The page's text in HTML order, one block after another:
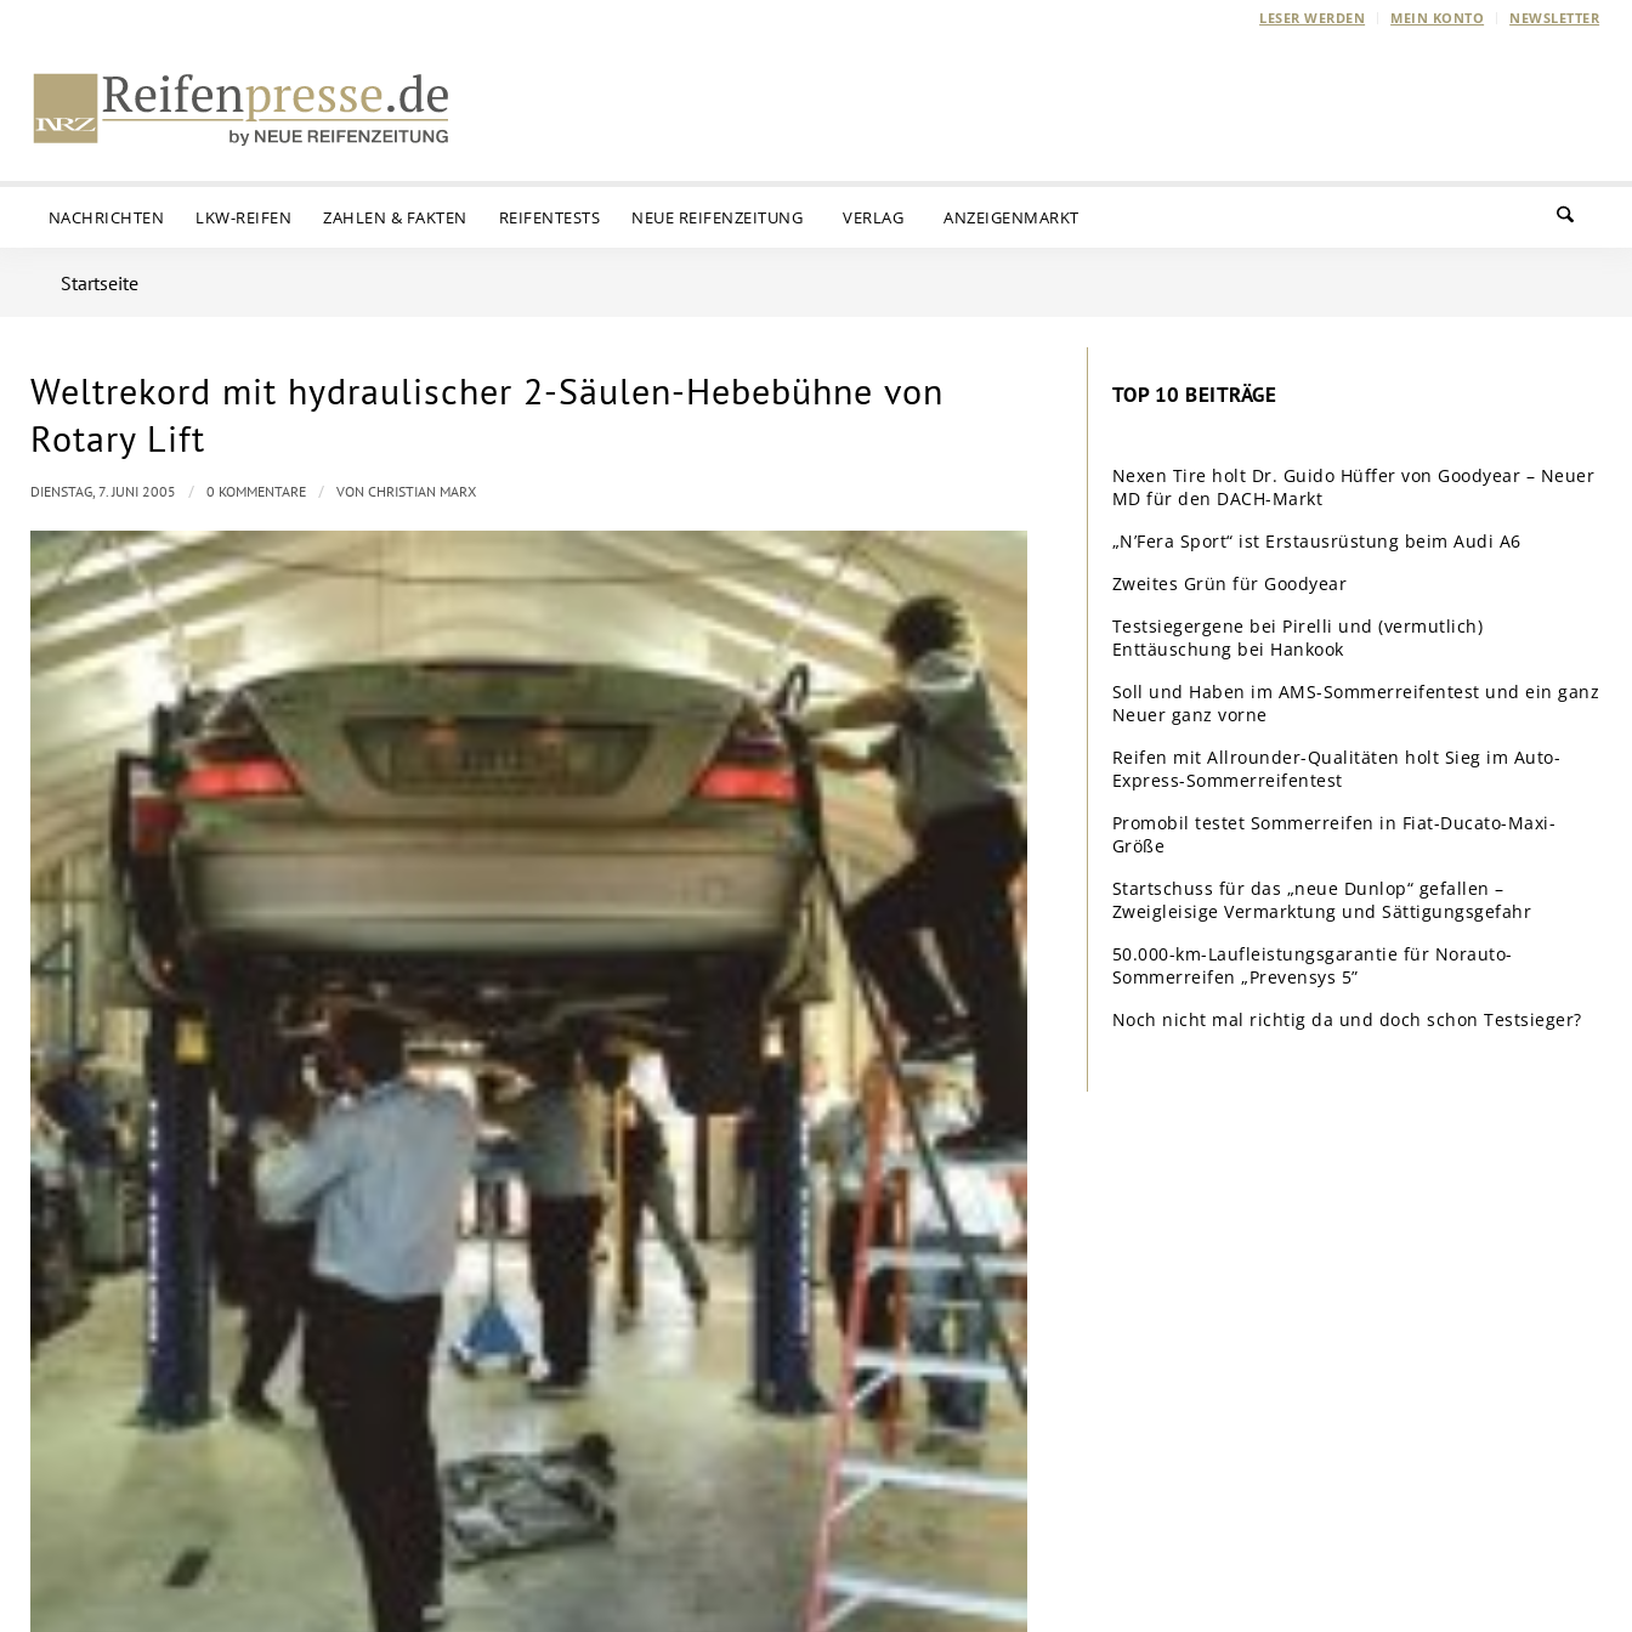
LESER WERDEN MEIN KONTO NEWSLETTER
NACHRICHTEN LKW-REIFEN ZAHLEN & FAKTEN REIFENTESTS NEUE REIFENZEITUNG VERLAG ANZEIGENMARKT
Startseite
Weltrekord mit hydraulischer 2-Säulen-Hebebühne von
Rotary Lift
DIENSTAG, 7. JUNI 2005 / 0 KOMMENTARE / VON CHRISTIAN MARX
TOP 10 BEITRÄGE
Nexen Tire holt Dr. Guido Hüffer von Goodyear – Neuer
MD für den DACH-Markt
„N’Fera Sport“ ist Erstausrüstung beim Audi A6
Zweites Grün für Goodyear
Testsiegergene bei Pirelli und (vermutlich)
Enttäuschung bei Hankook
Soll und Haben im AMS-Sommerreifentest und ein ganz
Neuer ganz vorne
Reifen mit Allrounder-Qualitäten holt Sieg im Auto-
Express-Sommerreifentest
Promobil testet Sommerreifen in Fiat-Ducato-Maxi-
Größe
Startschuss für das „neue Dunlop“ gefallen –
Zweigleisige Vermarktung und Sättigungsgefahr
50.000-km-Laufleistungsgarantie für Norauto-
Sommerreifen „Prevensys 5”
Noch nicht mal richtig da und doch schon Testsieger?